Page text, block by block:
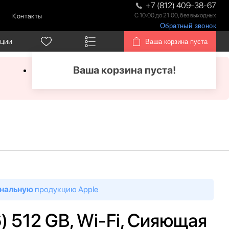
Контакты
+7 (812) 409-38-67
С 10:00 до 21:00, без выходных
Обратный звонок
Ваша корзина пуста
Ваша корзина пуста!
продукцию Apple
512 GB, Wi-Fi, Сияющая